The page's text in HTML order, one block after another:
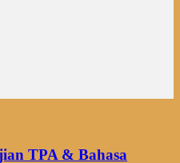
TPA & Bahasa